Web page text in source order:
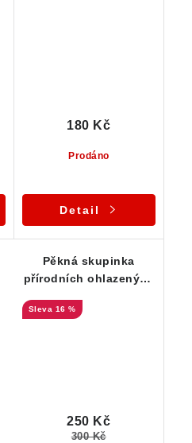
Prodáno
180 Kč
Detail
Pěkná skupinka
přírodních ohlazených
16 %
250 Kč
300 Kč